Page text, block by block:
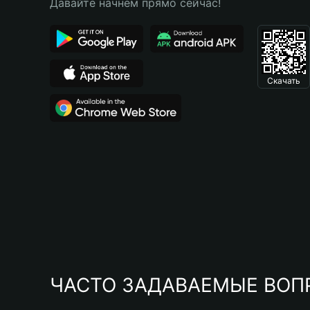
Давайте начнем прямо сейчас!
Скачать
ЧАСТО ЗАДАВАЕМЫЕ